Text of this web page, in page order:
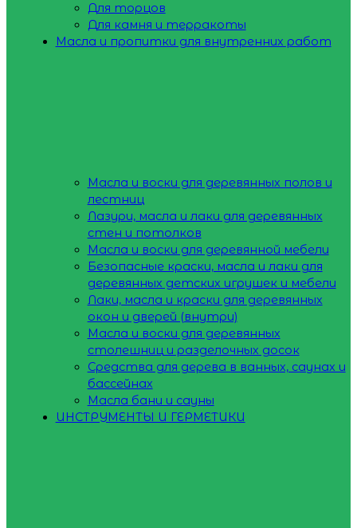
Для торцов
Для камня и терракоты
Масла и пропитки для внутренних работ
Масла и воски для деревянных полов и
лестниц
Лазури, масла и лаки для деревянных
стен и потолков
Масла и воски для деревянной мебели
Безопасные краски, масла и лаки для
деревянных детских игрушек и мебели
Лаки, масла и краски для деревянных
окон и дверей (внутри)
Масла и воски для деревянных
столешниц и разделочных досок
Средства для дерева в ванных, саунах и
бассейнах
Масла бани и сауны
ИНСТРУМЕНТЫ И ГЕРМЕТИКИ